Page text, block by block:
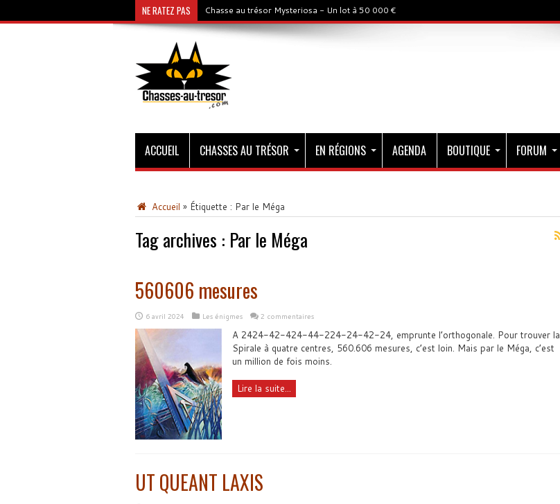
NE RATEZ PAS Chasse au trésor Mysteriosa - Un lot à 50 000 €
ACCUEIL CHASSES AU TRÉSOR EN RÉGIONS AGENDA BOUTIQUE FORUM
Accueil » Étiquette : Par le Méga
Tag archives : Par le Méga
560606 mesures
6 avril 2024 Les énigmes 2 commentaires
A 2424-42-424-44-224-24-42-24, emprunte l’orthogonale. Pour trouver la
Spirale à quatre centres, 560.606 mesures, c’est loin. Mais par le Méga, c’est
un million de fois moins.
Lire la suite...
UT QUEANT LAXIS